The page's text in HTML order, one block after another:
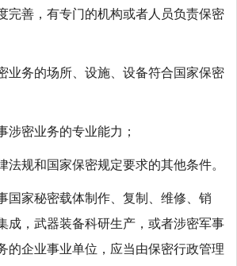
完善，有专门的机构或者人员负责保密
业务的场所、设施、设备符合国家保密
涉密业务的专业能力；
法规和国家保密规定要求的其他条件。
国家秘密载体制作、复制、维修、销
成，武器装备科研生产，或者涉密军事
的企业事业单位，应当由保密行政管理